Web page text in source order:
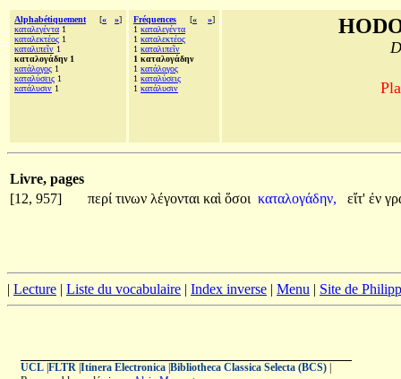
Alphabétiquement [« »]
καταλεγέντα 1
καταλεκτέος 1
καταλιπεῖν 1
καταλογάδην 1
κατάλογος 1
καταλύσεις 1
κατάλυσιν 1
Fréquences [« »]
1 καταλεγέντα
1 καταλεκτέος
1 καταλιπεῖν
1 καταλογάδην
1 κατάλογος
1 καταλύσεις
1 κατάλυσιν
Livre, pages
[12, 957]
περί τινων λέγονται καὶ ὅσοι καταλογάδην, εἴτ' ἐν
| Lecture | Liste du vocabulaire | Index inverse | Menu | Site de
UCL| FLTR| Itinera Electronica| Bibliotheca Classica Selecta (BCS)|